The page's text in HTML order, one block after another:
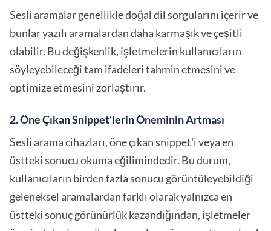
Sesli aramalar genellikle doğal dil sorgularını içerir ve
bunlar yazılı aramalardan daha karmaşık ve çeşitli
olabilir. Bu değişkenlik, işletmelerin kullanıcıların
söyleyebileceği tam ifadeleri tahmin etmesini ve
optimize etmesini zorlaştırır.
2. Öne Çıkan Snippet'lerin Öneminin Artması
Sesli arama cihazları, öne çıkan snippet'i veya en
üstteki sonucu okuma eğilimindedir. Bu durum,
kullanıcıların birden fazla sonucu görüntüleyebildiği
geleneksel aramalardan farklı olarak yalnızca en
üstteki sonuç görünürlük kazandığından, işletmeler